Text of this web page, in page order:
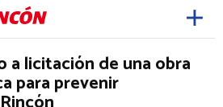
a licitación de una obra
para prevenir